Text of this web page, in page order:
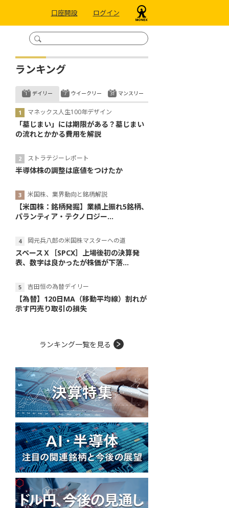
口座開設 ログイン
ランキング
デイリー
マネックス人生100年デザイン
「墓じまい」には期限がある？墓じまい
の流れとかかる費用を解説
ストラテジーレポート
半導体株の調整は底値をつけたか
米国株、業界動向と銘柄解説
【米国株：銘柄発掘】業績上振れ5銘柄、
パランティア・テクノロジー...
岡元兵八郎の米国株マスターへの道
スペースＸ［SPCX］上場後初の決算発
表、数字は良かったが株価が下落...
吉田恒の為替デイリー
【為替】120日MA（移動平均線）割れが
示す円売り取引の損失
ウイークリー マンスリー
ランキング一覧を見る